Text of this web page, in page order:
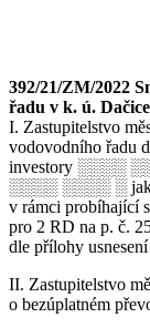
392/21/ZM/2022
řadu v k. ú.
I. Zastupitelstvo
vodovodního řadu
investory ░░░░
░░░░ ░░░░ ░ jako
v rámci probíhající
pro 2 RD na p. č.
dle přílohy
II. Zastupitelstvo
o bezúplatném